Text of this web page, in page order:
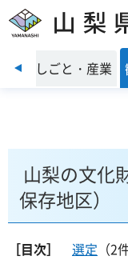
山梨県
前のスライドを
境 しごと・産業
山梨の文化
保存地区）
［目次］ 選定 （2